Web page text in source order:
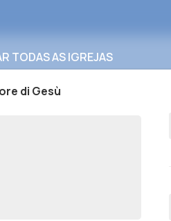
TODAS AS IGREJAS
di Gesù